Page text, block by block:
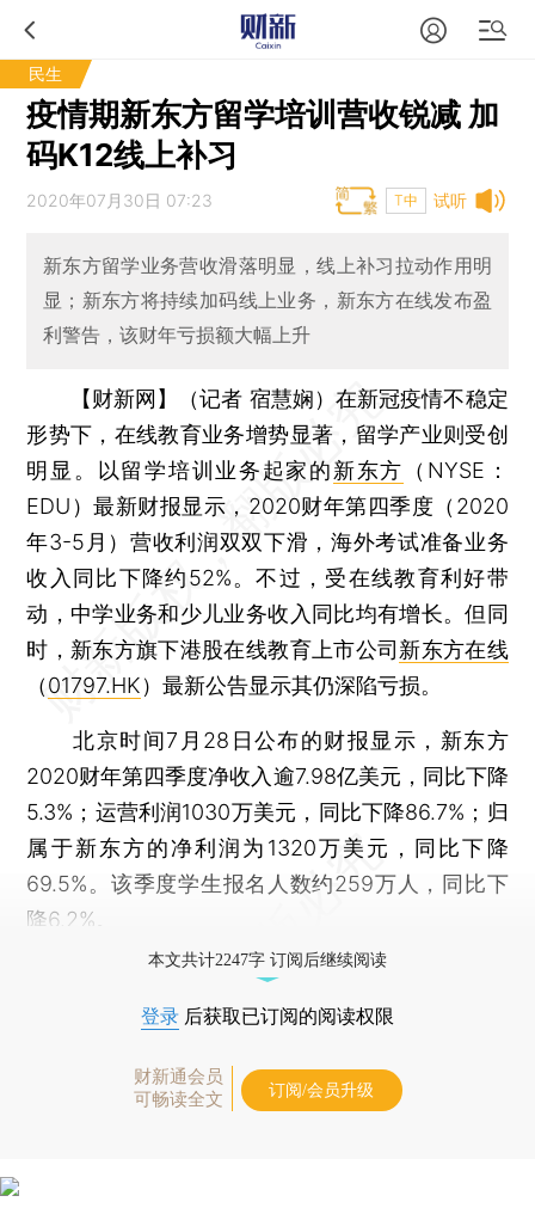
民生
疫情期新东方留学培训营收锐减 加
码K12线上补习
试听
2020年07月30日 07:23 T中
新东方留学业务营收滑落明显，线上补习拉动作用明
显；新东方将持续加码线上业务，新东方在线发布盈
利警告，该财年亏损额大幅上升
【财新网】（记者 宿慧娴） 在新冠疫情不稳定
形势下，在线教育业务增势显著，留学产业则受创
明显。以留学培训业务起家的新东方
（NYSE：
EDU）最新财报显示，2020财年第四季度（2020
年3-5月）营收利润双双下滑，海外考试准备业务
收入同比下降约52%。不过，受在线教育利好带
动，中学业务和少儿业务收入同比均有增长。但同
时，新东方旗下港股在线教育上市公司 新东方在线
（01797.HK）最新公告显示其仍深陷亏损。
北京时间7月28日公布的财报显示，新东方
2020财年第四季度净收入逾7.98亿美元，同比下降
5.3%；运营利润1030万美元，同比下降86.7%；归
属于新东方的净利润为1320万美元，同比下降
69.5%。该季度学生报名人数约259万人，同比下
降6.2%。
本文共计2247字 订阅后继续阅读
登录 后获取已订阅的阅读权限
财新通会员
可畅读全文
订阅/会员升级